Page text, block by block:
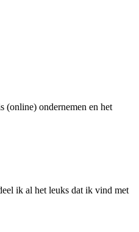
(online) ondernemen en het
ik al het leuks dat ik vind met